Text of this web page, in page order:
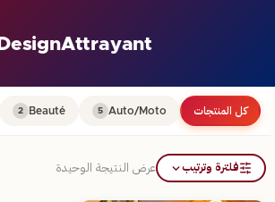
DesignAttrayant
كل المنتجات Auto/Moto
5
Beauté
2
فلترة وترتيب عرض النتيجة الوحيدة